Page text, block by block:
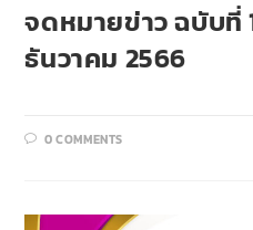
จดหมายข่าว ฉบับที่
ธันวาคม 2566
0 COMMENTS